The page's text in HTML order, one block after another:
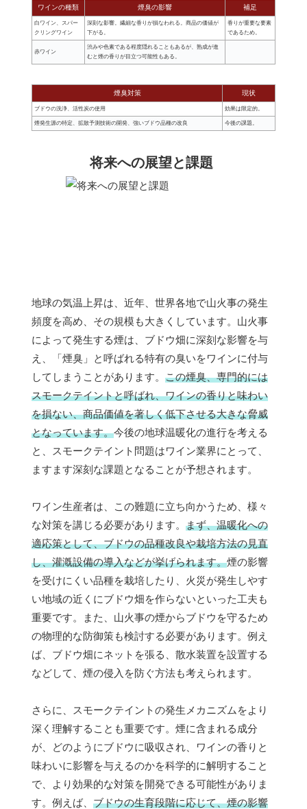
ワインの種類 煙臭の影響 補足
白ワイン、スパー
クリングワイン
深刻な影響。繊細な香りが損なわれる。商品の価値が
下がる。
香りが重要な要素
であるため。
赤ワイン
渋みや色素である程度隠れることもあるが、熟成が進
むと煙の香りが目立つ可能性もある。
煙臭対策 現状
ブドウの洗浄、活性炭の使用 効果は限定的。
煙発生源の特定、拡散予測技術の開発、強いブドウ品種の改良 今後の課題。
将来への展望と課題
地球の気温上昇は、近年、世界各地で山火事の発生
頻度を高め、その規模も大きくしています。山火事
によって発生する煙は、ブドウ畑に深刻な影響を与
え、「煙臭」と呼ばれる特有の臭いをワインに付与
してしまうことがあります。 この煙臭、専門的には
スモークテイントと呼ばれ、ワインの香りと味わい
を損ない、商品価値を著しく低下させる大きな脅威
となっています。今後の地球温暖化の進行を考える
と、スモークテイント問題はワイン業界にとって、
ますます深刻な課題となることが予想されます。
ワイン生産者は、この難題に立ち向かうため、様々
な対策を講じる必要があります。 まず、温暖化への
適応策として、ブドウの品種改良や栽培方法の見直
し、灌漑設備の導入などが挙げられます。煙の影響
を受けにくい品種を栽培したり、火災が発生しやす
い地域の近くにブドウ畑を作らないといった工夫も
重要です。また、山火事の煙からブドウを守るため
の物理的な防御策も検討する必要があります。例え
ば、ブドウ畑にネットを張る、散水装置を設置する
などして、煙の侵入を防ぐ方法も考えられます。
さらに、スモークテイントの発生メカニズムをより
深く理解することも重要です。煙に含まれる成分
が、どのようにブドウに吸収され、ワインの香りと
味わいに影響を与えるのかを科学的に解明すること
で、より効果的な対策を開発できる可能性がありま
す。例えば、 ブドウの生育段階に応じて、煙の影響